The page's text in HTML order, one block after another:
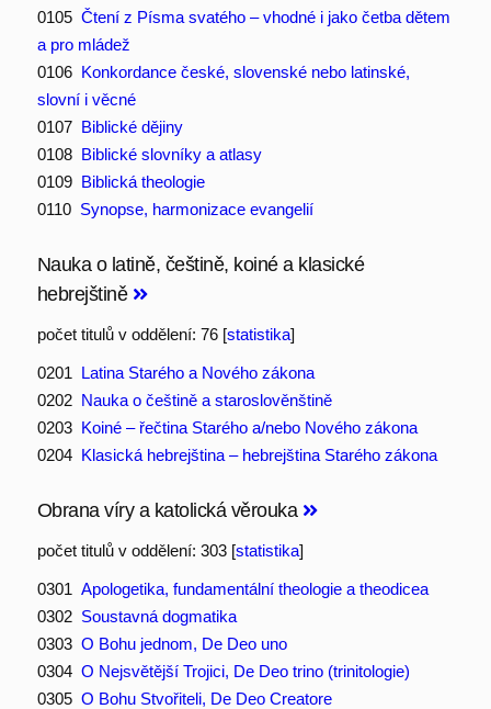
0105 Čtení z Písma svatého – vhodné i jako četba dětem
a pro mládež
0106 Konkordance české, slovenské nebo latinské,
slovní i věcné
0107 Biblické dějiny
0108 Biblické slovníky a atlasy
0109 Biblická theologie
0110 Synopse, harmonizace evangelií
Nauka o latině, češtině, koiné a klasické
hebrejštině
počet titulů v oddělení: 76 [statistika]
0201 Latina Starého a Nového zákona
0202 Nauka o češtině a staroslověnštině
0203 Koiné – řečtina Starého a/nebo Nového zákona
0204 Klasická hebrejština – hebrejština Starého zákona
Obrana víry a katolická věrouka
počet titulů v oddělení: 303 [statistika]
0301 Apologetika, fundamentální theologie a theodicea
0302 Soustavná dogmatika
0303 O Bohu jednom, De Deo uno
0304 O Nejsvětější Trojici, De Deo trino (trinitologie)
0305 O Bohu Stvořiteli, De Deo Creatore